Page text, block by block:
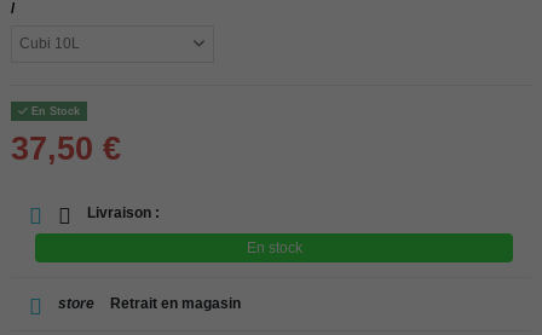
/
En Stock
37,50 €
Livraison :
En stock
store Retrait en magasin